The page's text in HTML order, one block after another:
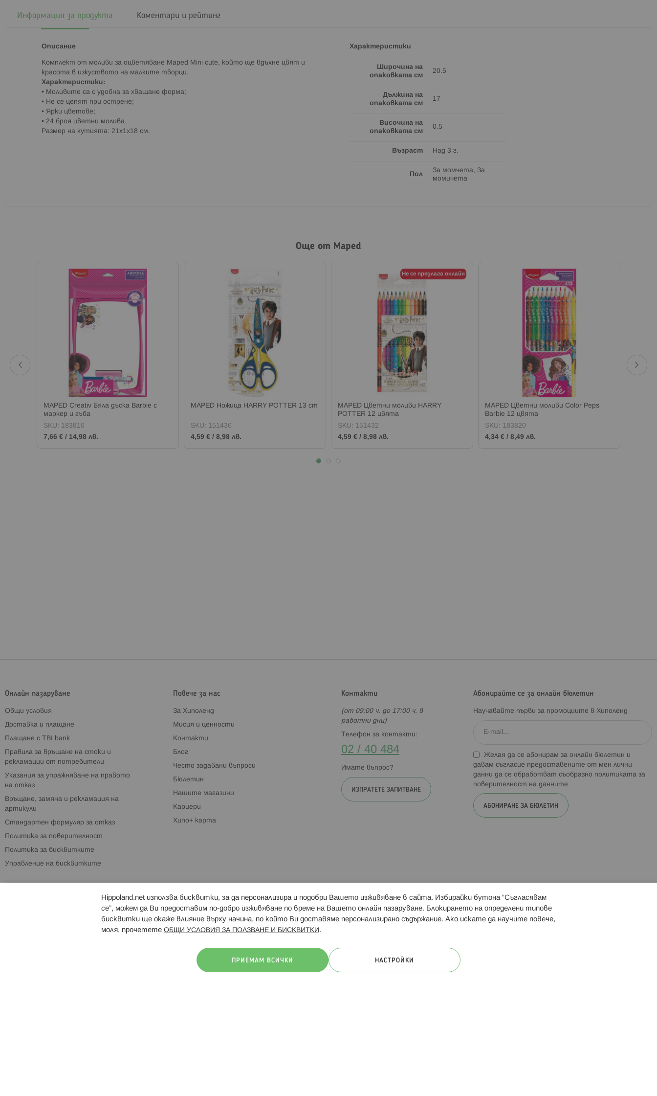
Информация за продукта
Описание
Комплект от моливи за оцветяване Maped Mini cute, който ще вдъхне цвят и
красота в изкуството на малките творци.
Характеристики:
• Моливите са с удобна за хващане форма;
• Не се цепят при острене;
• Ярки цветове;
• 24 броя цветни молива.
Размер на кутията: 21х1х18 см.
Характеристики
Широчина на
опаковката см
20.5
Дължина на
опаковката см
17
Височина на
опаковката см
0.5
Възраст Над 3 г.
Пол
За момчета, За
момичета
Коментари и рейтинг
Още от Maped
MAPED Creativ Бяла дъска Barbie с
маркер и гъба
SKU: 183810
7,66 € / 14,98 лв.
MAPED Ножица HARRY POTTER 13 cm
SKU: 151436
4,59 € / 8,98 лв.
Не се предлага онлайн
MAPED Цветни моливи HARRY
POTTER 12 цвята
SKU: 151432
4,59 € / 8,98 лв.
MAPED Цветни моливи Color Peps
Barbie 12 цвята
SKU: 183820
4,34 € / 8,49 лв.
Онлайн пазаруване
Общи условия
Доставка и плащане
Плащане с TBI bank
Правила за връщане на стоки и
рекламации от потребители
Указания за упражняване на правото
на отказ
Връщане, замяна и рекламация на
артикули
Стандартен формуляр за отказ
Политика за поверителност
Политика за бисквитките
Управление на бисквитките
Повече за нас
За Хиполенд
Мисия и ценности
Контакти
Блог
Често задавани въпроси
Бюлетин
Нашите магазини
Кариери
Хипо+ карта
Контакти
(от 09:00 ч. до 17:00 ч. в
работни дни)
Телефон за контакти:
02 / 40 484
Имате въпрос?
ИЗПРАТЕТЕ ЗАПИТВАНЕ
Абонирайте се за онлайн бюлетин
Научавайте първи за промоциите в Хиполенд
Желая да се абонирам за онлайн бюлетин и
давам съгласие предоставените от мен лични
данни да се обработват съобразно политиката за
поверителност на данните
АБОНИРАНЕ ЗА БЮЛЕТИН
Брошури Магазини Свързани сайтове: Hippoland.ro Последвайте ни:
Hippoland.net използва бисквитки, за да персонализира и подобри Вашето изживяване в сайта. Избирайки бутона “Съгласявам
се”, можем да Ви предоставим по-добро изживяване по време на Вашето онлайн пазаруване. Блокирането на определени типове
бисквитки ще окаже влияние върху начина, по който Ви доставяме персонализирано съдържание. Ако искате да научите повече,
моля, прочетете ОБЩИ УСЛОВИЯ ЗА ПОЛЗВАНЕ И БИСКВИТКИ .
ПРИЕМАМ ВСИЧКИ НАСТРОЙКИ